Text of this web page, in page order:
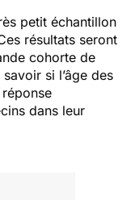
petit échantillon
résultats seront
cohorte de
si l’âge des
dans leur